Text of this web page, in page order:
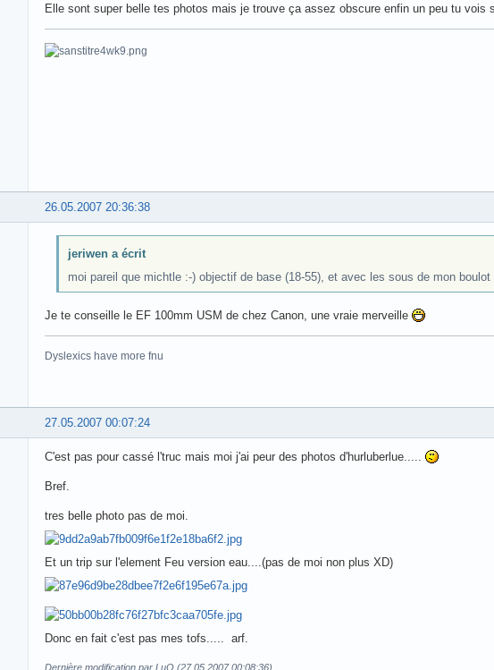
Elle sont super belle tes photos mais je trouve ça assez obscure enfin un peu tu
26.05.2007 20:36:38
jeriwen a écrit
moi pareil que michtle :-) objectif de base (18-55), et avec les sous de mon
Je te conseille le EF 100mm USM de chez Canon, une vraie merveille
Dyslexics have more fnu
27.05.2007 00:07:24
C'est pas pour cassé l'truc mais moi j'ai peur des photos d'hurluberlue.....
Bref.
tres belle photo pas de moi.
Et un trip sur l'element Feu version eau....(pas de moi non plus XD)
Donc en fait c'est pas mes tofs..... arf.
Dernière modification par LuO (27.05.2007 00:08:36)